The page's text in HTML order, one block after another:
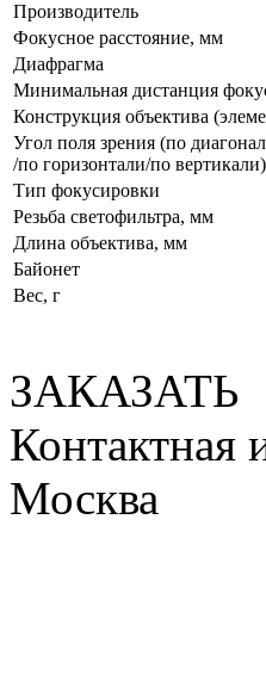
Производитель
Фокусное расстояние, мм
Диафрагма
Минимальная дистанция
Конструкция объектива
Угол поля зрения (по
/по горизонтали/по вертикали)
Тип фокусировки
Резьба светофильтра, мм
Длина объектива, мм
Байонет
Вес, г
ЗАКАЗАТЬ
Контактная
Москва